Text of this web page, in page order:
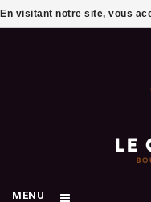
MENU
En visitant notre site, vous